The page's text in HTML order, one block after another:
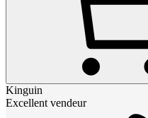
Kinguin
Excellent vendeur